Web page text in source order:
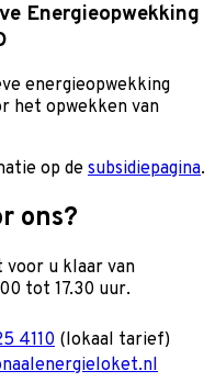
Energieopwekking
energieopwekking
het opwekken van
op de subsidiepagina.
ons?
voor u klaar van
tot 17.30 uur.
4110 (lokaal tarief)